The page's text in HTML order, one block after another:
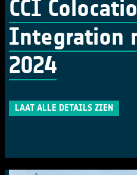
CCI
Integration
2024
LAAT ALLE DETAILS ZIEN